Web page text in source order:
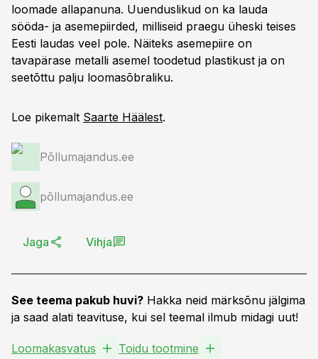
loomade allapanuna. Uuenduslikud on ka lauda
sööda- ja asemepiirded, milliseid praegu üheski teises
Eesti laudas veel pole. Näiteks asemepiire on
tavapärase metalli asemel toodetud plastikust ja on
seetõttu palju loomasõbraliku.
Loe pikemalt Saarte Häälest.
Põllumajandus.ee
põllumajandus.ee
Jaga Vihja
See teema pakub huvi? Hakka neid märksõnu jälgima
ja saad alati teavituse, kui sel teemal ilmub midagi uut!
Loomakasvatus Toidu tootmine